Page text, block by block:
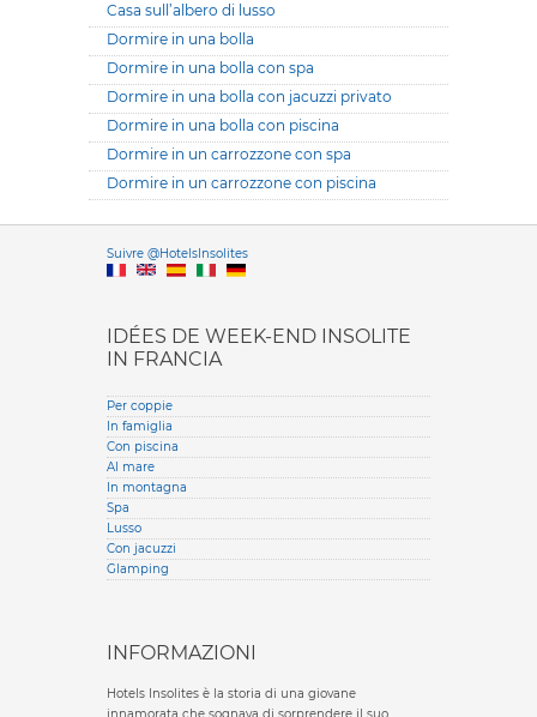
Casa sull’albero di lusso
Dormire in una bolla
Dormire in una bolla con spa
Dormire in una bolla con jacuzzi privato
Dormire in una bolla con piscina
Dormire in un carrozzone con spa
Dormire in un carrozzone con piscina
Suivre @HotelsInsolitesVersione
IDÉES DE WEEK-END INSOLITE
IN FRANCIA
Per coppie
In famiglia
Con piscina
Al mare
In montagna
Spa
Lusso
Con jacuzzi
Glamping
INFORMAZIONI
Hotels Insolites è la storia di una giovane